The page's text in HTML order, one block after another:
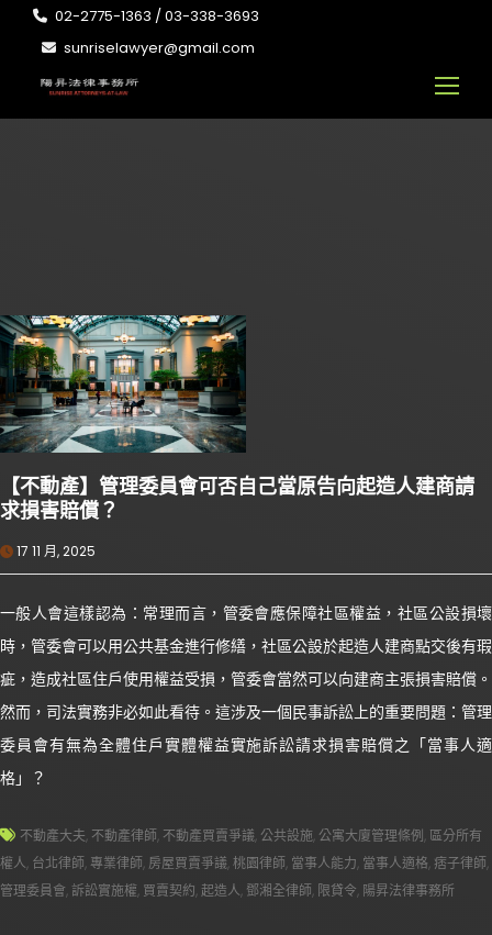
02-2775-1363 / 03-338-3693
sunriselawyer@gmail.com
【不動產】管理委員會可否自己當原告向起造人建商請
求損害賠償？
17 11 月, 2025
一般人會這樣認為：常理而言，管委會應保障社區權益，社區公設損壞
時，管委會可以用公共基金進行修繕，社區公設於起造人建商點交後有瑕
疵，造成社區住戶使用權益受損，管委會當然可以向建商主張損害賠償。
然而，司法實務非必如此看待。這涉及一個民事訴訟上的重要問題：管理
委員會有無為全體住戶實體權益實施訴訟請求損害賠償之「當事人適
格」？
不動產大夫, 不動產律師, 不動產買賣爭議, 公共設施, 公寓大廈管理條例 , 區分所有
權人, 台北律師, 專業律師, 房屋買賣爭議,桃園律師, 當事人能力, 當事人適格, 痞子律師,
管理委員會,訴訟實施權, 買賣契約,起造人, 鄧湘全律師, 限貸令, 陽昇法律事務所